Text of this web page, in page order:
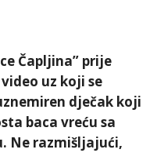
Čapljina” prije
uz koji se
dječak koji
baca vreću sa
Ne razmišljajući,